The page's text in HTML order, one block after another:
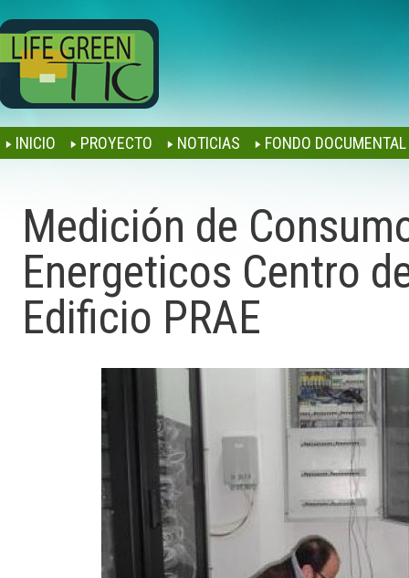
INICIO PROYECTO NOTICIAS FONDO DOCUMENTAL
Medición de
Energeticos Centro
Edificio PRAE